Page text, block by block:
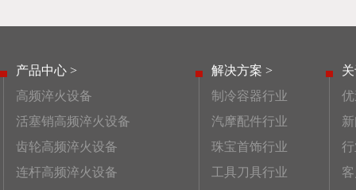
产品中心 >
高频淬火设备
活塞销高频淬火设备
齿轮高频淬火设备
连杆高频淬火设备
解决方案 >
制冷容器行业
汽摩配件行业
珠宝首饰行业
工具刀具行业